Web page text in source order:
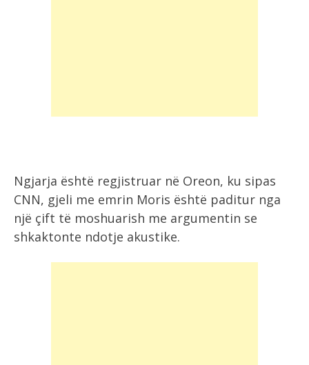
Ngjarja është regjistruar në Oreon, ku sipas
CNN, gjeli me emrin Moris është paditur nga
një çift të moshuarish me argumentin se
shkaktonte ndotje akustike.